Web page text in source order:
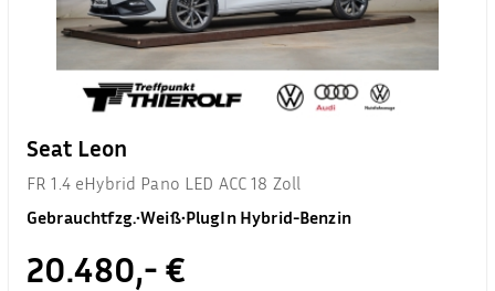
Seat Leon
FR 1.4 eHybrid Pano LED ACC 18 Zoll
Gebrauchtfzg.•Weiß•PlugIn Hybrid-Benzin
20.480,- €